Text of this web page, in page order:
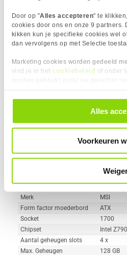
Door op "Alles accepteren" te
cookies door ons en onze 9 partners.
kikken kun je specifieke cookies wel
dan vervolgens op met Selectie
Marketing cookies worden gedeeld
vind je in het cookiebeleid of onder
alle cookies. Je kunt je gegeven
door in de footer van onze website te
Alles
Voorkeuren
Wi-Fi
M.2 Slot Aantal
2 x
Vergelijk product Meer
moederbord
Uit eigen voorraad leverbaar. Levertijd:1
Merk
MSI
Form factor moederbord
ATX
Socket
1700
Chipset
Intel Z790
Aantal geheugen slots
4 x
Max. Geheugen
128 GB